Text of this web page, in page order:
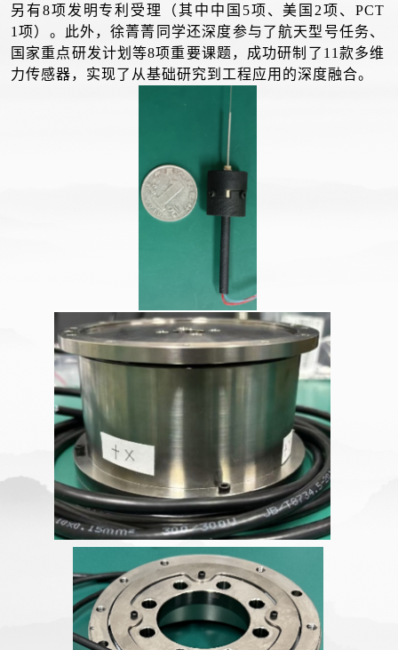
另有8项发明专利受理（其中中国 5项、美国 2项、PCT
1 项）。此外，徐菁菁同学还深度参与了航天型号任务、
国家重点研发计划等8项重要课题，成功研制了 11 款多维
力传感器，实现了从基础研究到工程应用的深度融合。